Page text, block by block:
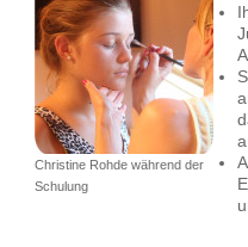
Christine Rohde während der
Schulung